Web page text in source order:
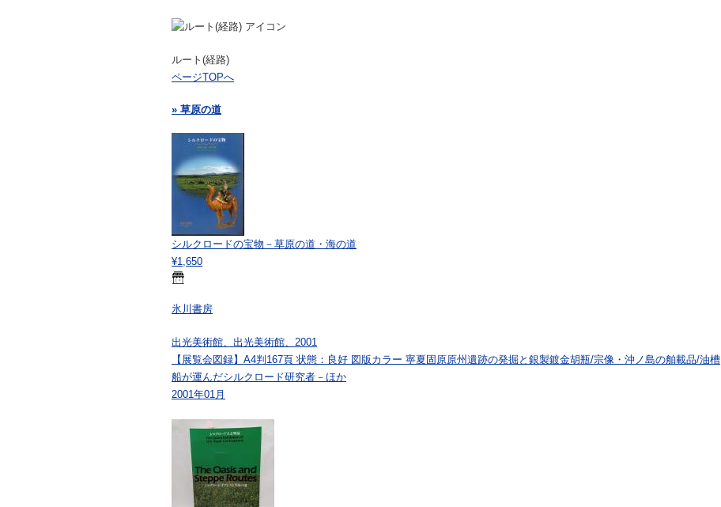
ルート(経路)
ページTOPへ
» 草原の道
シルクロードの宝物－草原の道・海の道
¥1,650
氷川書房
出光美術館、出光美術館、2001
【展覧会図録】A4判167頁 状態：良好 図版カラー 寧夏固原原州遺跡の発掘と銀製鍍金胡瓶/宗像・沖ノ島の舶載品/油槽
船が運んだシルクロード研究者－ほか
2001年01月